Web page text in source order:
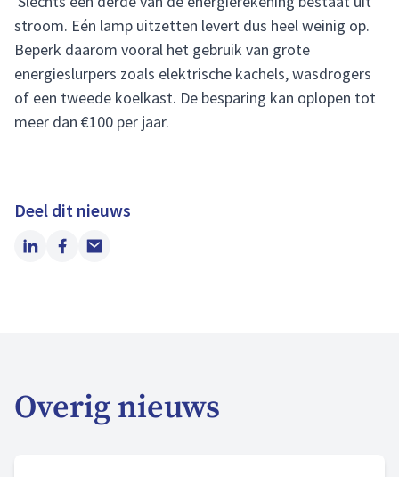
stroom. Eén lamp uitzetten levert dus heel weinig op.
Beperk daarom vooral het gebruik van grote
energieslurpers zoals elektrische kachels, wasdrogers
of een tweede koelkast. De besparing kan oplopen tot
meer dan €100 per jaar.
Deel dit nieuws
LinkedIn
Facebook
Email
Overig nieuws